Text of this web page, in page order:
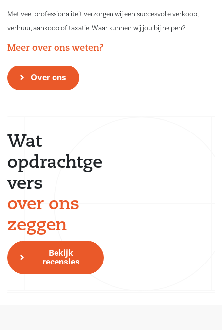
Met veel professionaliteit verzorgen wij een succesvolle verkoop,
verhuur, aankoop of taxatie. Waar kunnen wij jou bij helpen?
Meer over ons weten?
Over ons
Wat
opdrachtge
vers
over ons
zeggen
Bekijk
recensies